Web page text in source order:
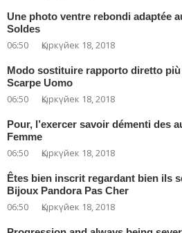
Une photo ventre rebondi adaptée
Soldes
06:50 Қыркүйек 18, 2018
Modo sostituire rapporto diretto
Scarpe Uomo
06:50 Қыркүйек 18, 2018
Pour, l’exercer savoir démenti des
Femme
06:50 Қыркүйек 18, 2018
Êtes bien inscrit regardant bien ils
Bijoux Pandora Pas Cher
06:50 Қыркүйек 18, 2018